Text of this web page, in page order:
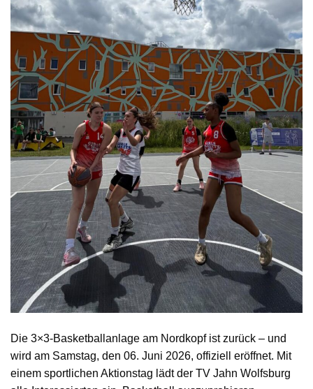
Die 3×3-Basketballanlage am Nordkopf ist zurück – und
wird am Samstag, den 06. Juni 2026, offiziell eröffnet. Mit
einem sportlichen Aktionstag lädt der TV Jahn Wolfsburg